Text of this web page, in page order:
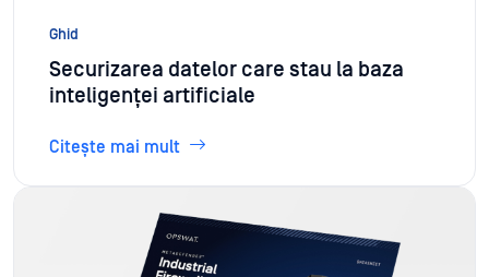
Ghid
Securizarea datelor care stau la baza
inteligenței artificiale
Citește mai mult